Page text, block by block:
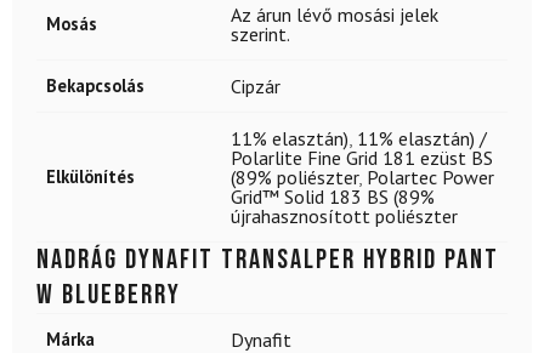
Mosás
Az árun lévő mosási jelek
szerint.
Bekapcsolás Cipzár
Elkülönítés
11% elasztán) 11% elasztán) /
Polarlite Fine Grid 181 ezüst BS
(89% poliészter, Polartec Power
Grid™ Solid 183 BS (89%
újrahasznosított poliészter
Nadrág DYNAFIT Transalper Hybrid Pant
W Blueberry
Márka Dynafit